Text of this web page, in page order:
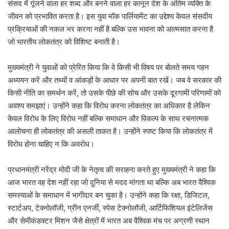
संसद में गूंजने वाला हर शब्द और बनने वाला हर कानून देश के अंतिम व्यक्ति के
जीवन को प्रभावित करता है। इस युवा मॉक पार्लियामेंट का उद्देश्य केवल संसदीय
प्रक्रियाओं की नकल भर करना नहीं है बल्कि उस भावना को आत्मसात करना है
जो भारतीय लोकतंत्र को विशिष्ट बनाती है।
मुख्यमंत्री ने युवाओं को प्रेरित किया कि वे किसी भी विषय पर बोलते समय गहन
अध्ययन करें और तथ्यों व आंकड़ों के आधार पर अपनी बात रखें। जब वे सरकार की
किसी नीति का समर्थन करें, तो उसके पीछे की सोच और उसके दूरगामी परिणामों को
अवश्य समझाएं। उन्होंने कहा कि विरोध करना लोकतंत्र का अधिकार है लेकिन
केवल विरोध के लिए विरोध नहीं बल्कि समाधान और विकल्प के साथ रचनात्मक
आलोचना ही लोकतंत्र की असली ताकत है। उन्होंने स्पष्ट किया कि लोकतंत्र में
विरोध होना चाहिए न कि अवरोध।
प्रधानमंत्री नरेंद्र मोदी जी के नेतृत्व की सराहना करते हुए मुख्यमंत्री ने कहा कि
आज भारत वह देश नहीं रहा जो दुनिया से मदद मांगता था बल्कि अब भारत वैश्विक
समस्याओं के समाधान में भागीदार बन चुका है। उन्होंने कहा कि रक्षा, डिजिटल,
स्टार्टअप, टेक्नोलॉजी, ग्रीन एनर्जी, स्पेस टेक्नोलॉजी, आर्टिफिशियल इंटेलिजेंस
और सेमीकंडक्टर मिशन जैसे क्षेत्रों में भारत अब वैश्विक मंच पर अग्रणी स्थान